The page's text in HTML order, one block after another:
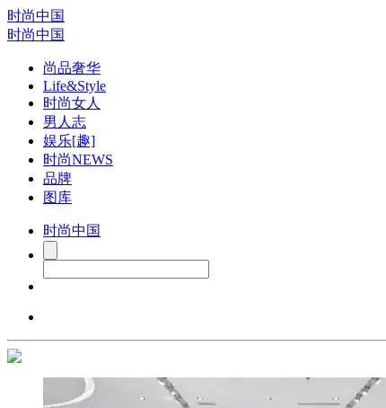
时尚中国
时尚中国
尚品奢华
Life&Style
时尚女人
男人志
娱乐[趣]
时尚NEWS
品牌
图库
时尚中国